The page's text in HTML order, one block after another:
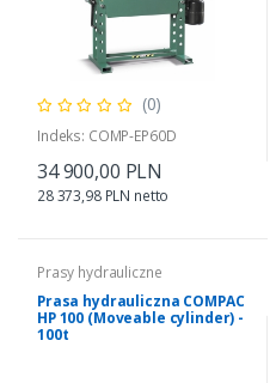
(0)
Indeks: COMP-EP60D
34 900,00 PLN
28 373,98 PLN netto
Prasy hydrauliczne
Prasa hydrauliczna COMPAC
HP 100 (Moveable cylinder) -
100t